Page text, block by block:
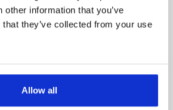
other information that you’ve
they’ve collected from your use
Allow all
Alder
6 år
Salgsklar d.
Nu